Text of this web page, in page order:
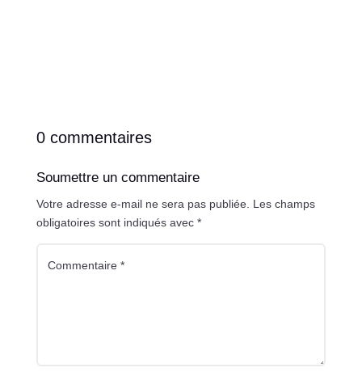
0 commentaires
Soumettre un commentaire
Votre adresse e-mail ne sera pas publiée. Les champs
obligatoires sont indiqués avec *